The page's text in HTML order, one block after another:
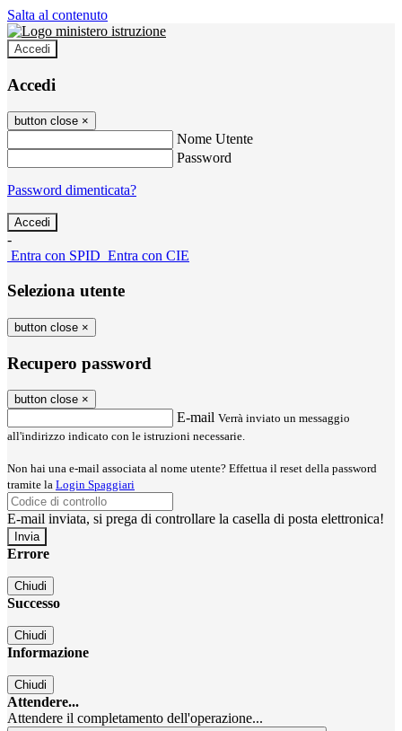
Salta al contenuto
Accedi
Accedi
button close ×
Nome Utente
Password
Password dimenticata?
-
Entra con SPID Entra con CIE
Seleziona utente
button close ×
Recupero password
button close ×
E-mail Verrà inviato un messaggio
all'indirizzo indicato con le istruzioni necessarie.
Non hai una e-mail associata al nome utente? Effettua il reset della password
tramite la Login Spaggiari
E-mail inviata, si prega di controllare la casella di posta elettronica!
Errore
Chiudi
Successo
Chiudi
Informazione
Chiudi
Attendere...
Attendere il completamento dell'operazione...